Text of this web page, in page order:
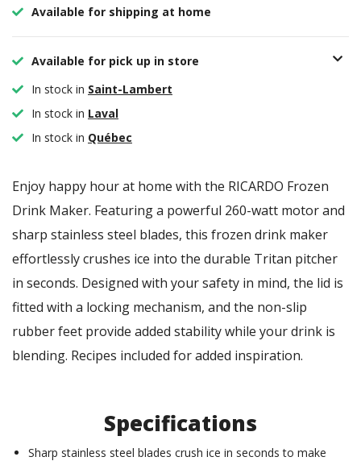
Available for shipping at home
Available for pick up in store
In stock in Saint-Lambert
In stock in Laval
In stock in Québec
Enjoy happy hour at home with the RICARDO Frozen
Drink Maker. Featuring a powerful 260-watt motor and
sharp stainless steel blades, this frozen drink maker
effortlessly crushes ice into the durable Tritan pitcher
in seconds. Designed with your safety in mind, the lid is
fitted with a locking mechanism, and the non-slip
rubber feet provide added stability while your drink is
blending. Recipes included for added inspiration.
Specifications
Sharp stainless steel blades crush ice in seconds to make